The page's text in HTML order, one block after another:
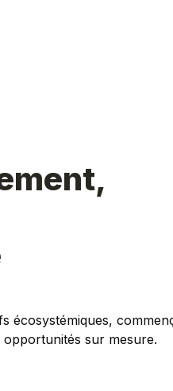
écosystémiques,
sur mesure.